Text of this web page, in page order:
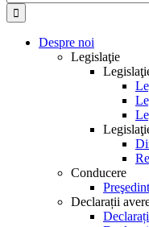
Despre noi
Legislaţie
Conducere
Declarații